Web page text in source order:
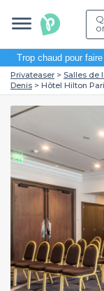
Trop chaud pour
Privateaser Salles de
Denis
Hôtel Hilton